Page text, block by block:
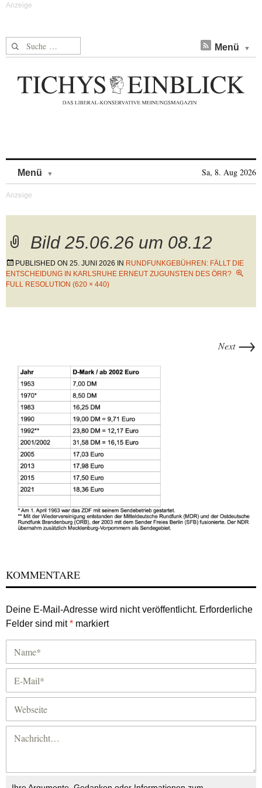
Suche nach: Menü
Menü Sa, 8. Aug 2026
Bild 25.06.26 um 08.12
PUBLISHED ON 25. JUNI 2026 IN RUNDFUNKGEBÜHREN: FÄLLT DIE
ENTSCHEIDUNG IN KARLSRUHE ERNEUT ZUGUNSTEN DES ÖRR?
FULL RESOLUTION (620 × 440)
Next →
KOMMENTARE
Deine E-Mail-Adresse wird nicht veröffentlicht. Erforderliche
Felder sind mit* markiert